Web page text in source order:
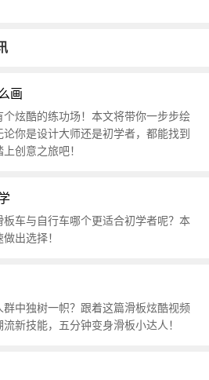
画
炫酷的练功场！本文将带你一步步绘
你是设计大师还是初学者，都能找到
创意之旅吧！
车与自行车哪个更适合初学者呢？本
出选择！
中独树一帜？跟着这篇滑板炫酷视频
新技能，五分钟变身滑板小达人！